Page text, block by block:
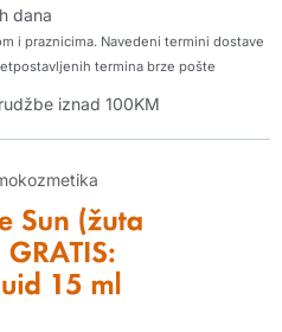
dana
i praznicima. Navedeni termini dostave
termina brze pošte
iznad 100KM